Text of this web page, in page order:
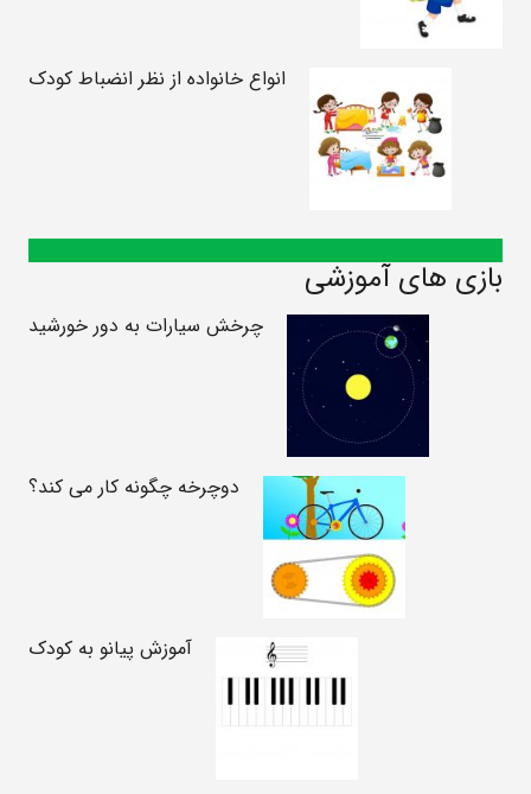
انواع خانواده از نظر انضباط کودک
بازی های آموزشی
چرخش سیارات به دور خورشید
دوچرخه چگونه کار می کند؟
آموزش پیانو به کودک